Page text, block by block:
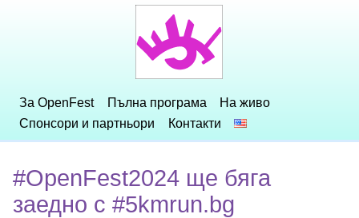
За OpenFest Пълна програма
На живо
Спонсори и партньори
Контакти
#OpenFest2024 ще бяга
заедно с #5kmrun.bg